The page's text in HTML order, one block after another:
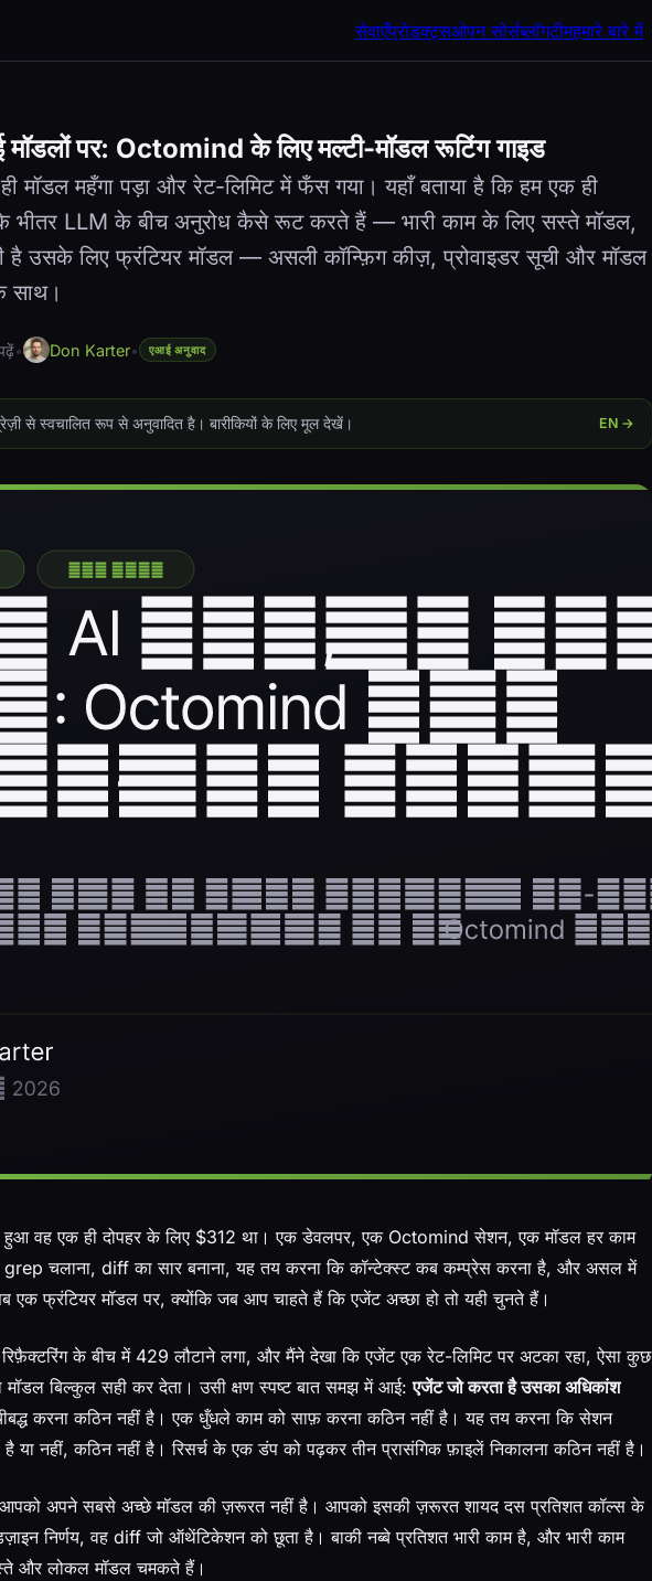
सेवाएँप्रोडक्ट्सओपन सोर्सब्लॉगटीमहमारे बारे में
पर: Octomind के लिए मल्टी-मॉडल रूटिंग गाइड
मॉडल महँगा पड़ा और रेट-लिमिट में फँस गया। यहाँ बताया है कि हम एक ही
LLM के बीच अनुरोध कैसे रूट करते हैं — भारी काम के लिए सस्ते मॉडल,
है उसके लिए फ्रंटियर मॉडल — असली कॉन्फ़िग कीज़, प्रोवाइडर सूची और मॉडल
साथ।
• Don Karter• एआई अनुवाद
से स्वचालित रूप से अनुवादित है। बारीकियों के लिए मूल देखें। EN →
वह एक ही दोपहर के लिए $312 था। एक डेवलपर, एक Octomind सेशन, एक मॉडल हर काम
चलाना, diff का सार बनाना, यह तय करना कि कॉन्टेक्स्ट कब कम्प्रेस करना है, और असल में
एक फ्रंटियर मॉडल पर, क्योंकि जब आप चाहते हैं कि एजेंट अच्छा हो तो यही चुनते हैं।
के बीच में 429 लौटाने लगा, और मैंने देखा कि एजेंट एक रेट-लिमिट पर अटका रहा, ऐसा कुछ
मॉडल बिल्कुल सही कर देता। उसी क्षण स्पष्ट बात समझ में आई:एजेंट जो करता है उसका अधिकांश
करना कठिन नहीं है। एक धुँधले काम को साफ़ करना कठिन नहीं है। यह तय करना कि सेशन
या नहीं, कठिन नहीं है। रिसर्च के एक डंप को पढ़कर तीन प्रासंगिक फ़ाइलें निकालना कठिन नहीं है।
आपको अपने सबसे अच्छे मॉडल की ज़रूरत नहीं है। आपको इसकी ज़रूरत शायद दस प्रतिशत कॉल्स के
निर्णय, वह diff जो ऑथेंटिकेशन को छूता है। बाकी नब्बे प्रतिशत भारी काम है, और भारी काम
और लोकल मॉडल चमकते हैं।